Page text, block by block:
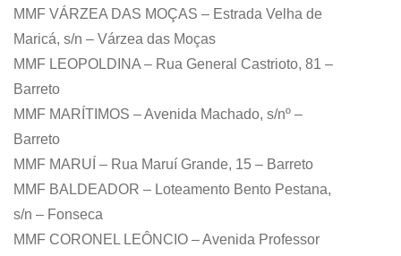
MMF VÁRZEA DAS MOÇAS – Estrada Velha de
Maricá, s/n – Várzea das Moças
MMF LEOPOLDINA – Rua General Castrioto, 81 –
Barreto
MMF MARÍTIMOS – Avenida Machado, s/nº –
Barreto
MMF MARUÍ – Rua Maruí Grande, 15 – Barreto
MMF BALDEADOR – Loteamento Bento Pestana,
s/n – Fonseca
MMF CORONEL LEÔNCIO – Avenida Professor